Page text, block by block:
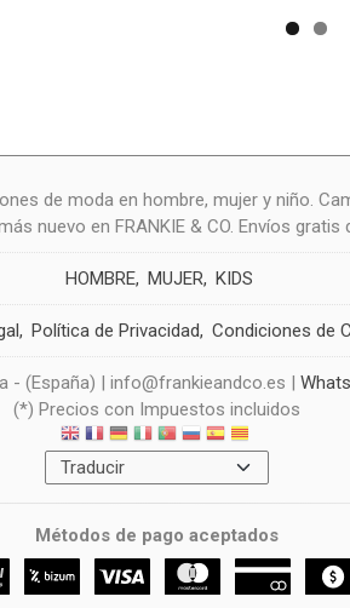
de moda en hombre, mujer y niño.
nuevo en FRANKIE & CO. Envíos
HOMBRE MUJER KIDS
Política de Privacidad Condiciones de
- (España) | info@frankieandco.es |
(*) Precios con Impuestos incluidos
Métodos de pago aceptados